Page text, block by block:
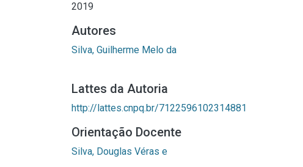
2019
Autores
Silva, Guilherme Melo da
Lattes da Autoria
http://lattes.cnpq.br/7122596102314881
Orientação Docente
Silva, Douglas Véras e